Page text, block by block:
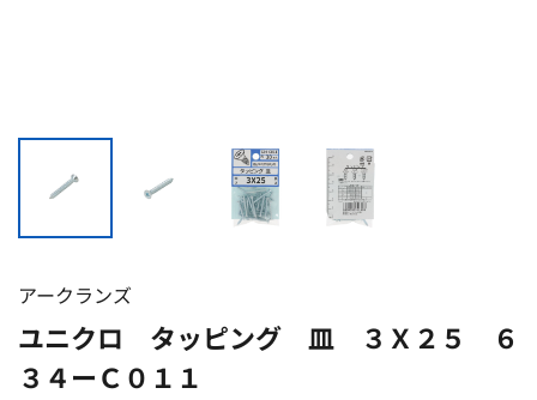
アークランズ
ユニクロ タッピング 皿 ３Ｘ２５ ６
３４ーＣ０１１